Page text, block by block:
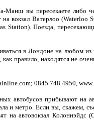
вы пересекаете либо
вокзал Ватерлоо (Waterloo
Station). Поезда,
в Лондоне на любом
правило, находятся не
.com; 0845 748 4950, www.
автобусов прибывают на
и метро. Если вы, скажем,
на автовокзал Колоннэйдс (